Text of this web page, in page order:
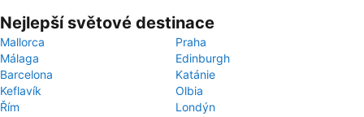
Nejlepší světové destinace
Mallorca
Praha
Málaga
Edinburgh
Barcelona
Katánie
Keflavík
Olbia
Řím
Londýn